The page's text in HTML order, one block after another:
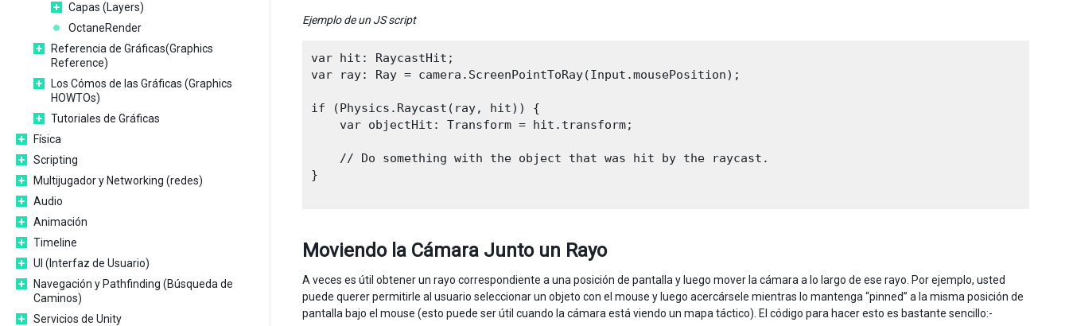
Capas (Layers)
OctaneRender
Referencia de Gráficas(Graphics
Reference)
Los Cómos de las Gráficas (Graphics
HOWTOs)
Tutoriales de Gráficas
Física
Scripting
Multijugador y Networking (redes)
Audio
Animación
Timeline
UI (Interfaz de Usuario)
Navegación y Pathfinding (Búsqueda de
Caminos)
Servicios de Unity
Ejemplo de un JS script
var hit: RaycastHit;
var ray: Ray = camera.ScreenPointToRay(Input.mousePosition);
if (Physics.Raycast(ray, hit)) {
    var objectHit: Transform = hit.transform;
    // Do something with the object that was hit by the raycast.
}
Moviendo la Cámara Junto un Rayo
A veces es útil obtener un rayo correspondiente a una posición de pantalla y luego mover la cámara a lo largo de ese rayo. Por ejemplo, usted
puede querer permitirle al usuario seleccionar un objeto con el mouse y luego acercársele mientras lo mantenga “pinned” a la misma posición de
pantalla bajo el mouse (esto puede ser útil cuando la cámara está viendo un mapa táctico). El código para hacer esto es bastante sencillo:-